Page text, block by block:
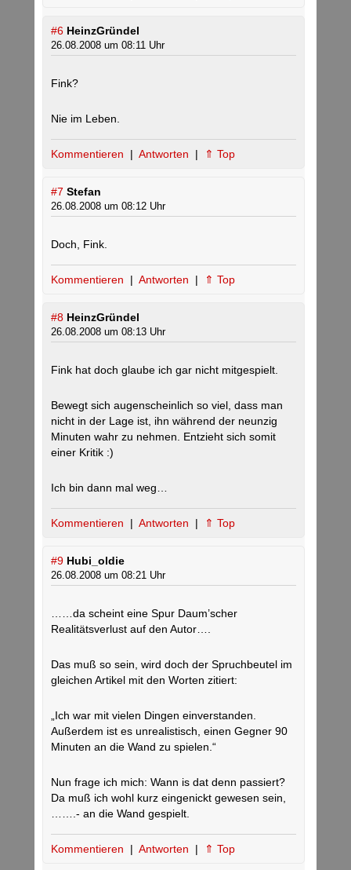
#6 HeinzGründel
26.08.2008 um 08:11 Uhr
Fink?
Nie im Leben.
Kommentieren | Antworten | ⇑ Top
#7 Stefan
26.08.2008 um 08:12 Uhr
Doch, Fink.
Kommentieren | Antworten | ⇑ Top
#8 HeinzGründel
26.08.2008 um 08:13 Uhr
Fink hat doch glaube ich gar nicht mitgespielt.
Bewegt sich augenscheinlich so viel, dass man
nicht in der Lage ist, ihn während der neunzig
Minuten wahr zu nehmen. Entzieht sich somit
einer Kritik :)
Ich bin dann mal weg…
Kommentieren | Antworten | ⇑ Top
#9 Hubi_oldie
26.08.2008 um 08:21 Uhr
……da scheint eine Spur Daum’scher
Realitätsverlust auf den Autor….
Das muß so sein, wird doch der Spruchbeutel im
gleichen Artikel mit den Worten zitiert:
„Ich war mit vielen Dingen einverstanden.
Außerdem ist es unrealistisch, einen Gegner 90
Minuten an die Wand zu spielen.“
Nun frage ich mich: Wann is dat denn passiert?
Da muß ich wohl kurz eingenickt gewesen sein,
…….- an die Wand gespielt.
Kommentieren | Antworten | ⇑ Top